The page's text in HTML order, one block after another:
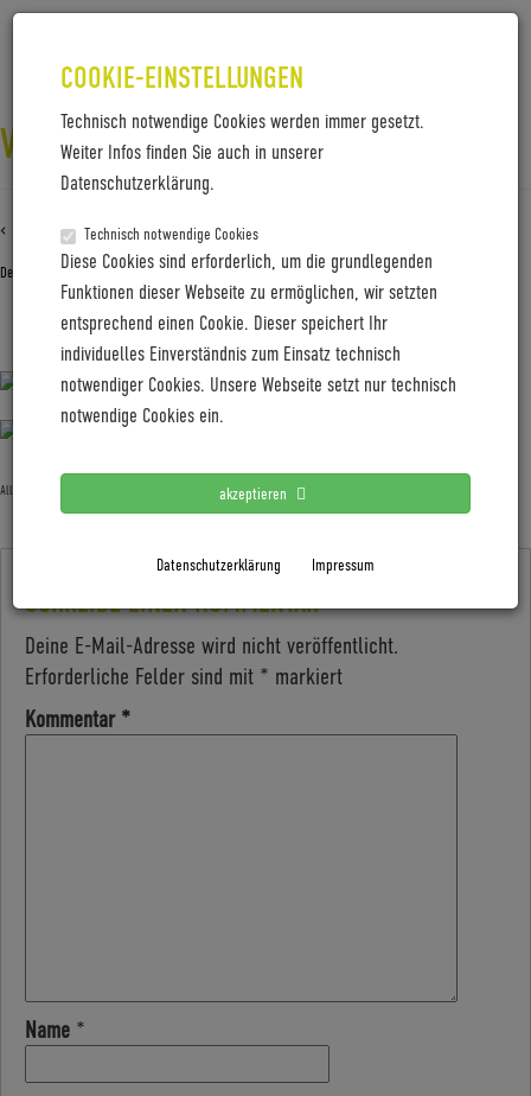
COOKIE-EINSTELLUNGEN
Technisch notwendige Cookies werden immer gesetzt.
Weiter Infos finden Sie auch in unserer
Datenschutzerklärung.
Technisch notwendige Cookies
Diese Cookies sind erforderlich, um die grundlegenden
Funktionen dieser Webseite zu ermöglichen, wir setzten
entsprechend einen Cookie. Dieser speichert Ihr
individuelles Einverständnis zum Einsatz technisch
notwendiger Cookies. Unsere Webseite setzt nur technisch
notwendige Cookies ein.
akzeptieren
Datenschutzerklärung Impressum
VELLO_BIKETITANIUM_TOTAL
‹ Zurück zuVELLO_bikeTitanium_Total
Dezember 5, 2018 Gabi Jung— No Comments
VELLO_bikeTitanium_Total
Allgemein
SCHREIBE EINEN KOMMENTAR
Deine E-Mail-Adresse wird nicht veröffentlicht.
Erforderliche Felder sind mit * markiert
Kommentar *
Name *